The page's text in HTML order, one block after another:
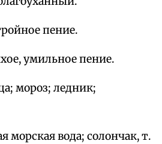
пение.
умильное пение.
мороз; ледник;
морская вода; солончак, т.